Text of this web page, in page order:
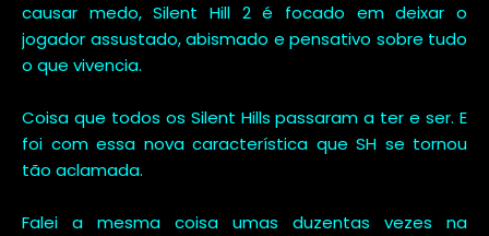
causar medo, Silent Hill 2 é focado em deixar o
jogador assustado, abismado e pensativo sobre tudo
o que vivencia.
Coisa que todos os Silent Hills passaram a ter e ser. E
foi com essa nova característica que SH se tornou
tão aclamada.
Falei a mesma coisa umas duzentas vezes na